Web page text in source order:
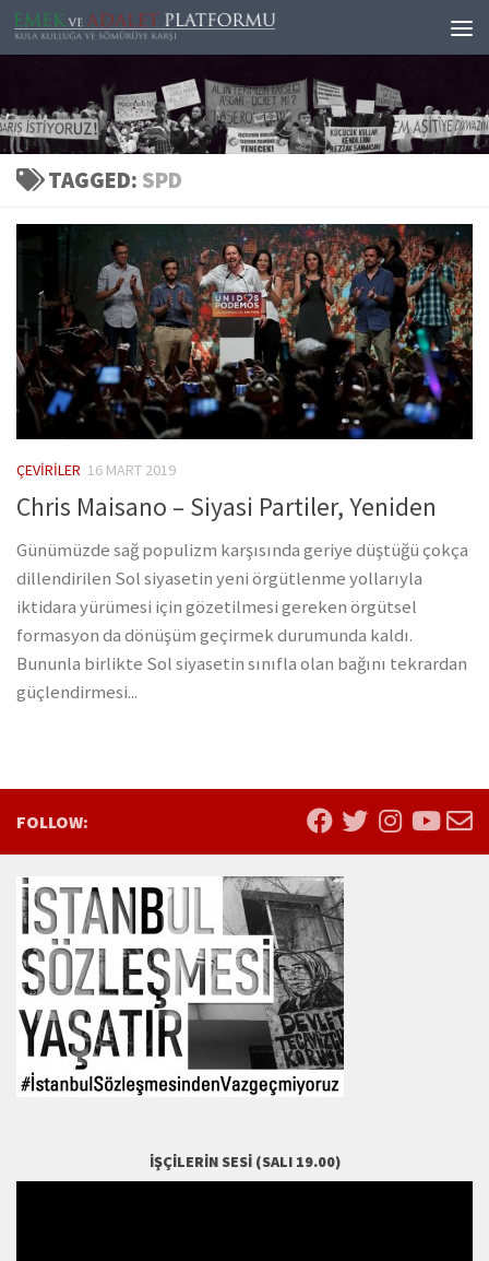
Skip to content
TAGGED: SPD
ÇEVIRILER 16 MART 2019
Chris Maisano – Siyasi Partiler, Yeniden
Günümüzde sağ populizm karşısında geriye düştüğü çokça
dillendirilen Sol siyasetin yeni örgütlenme yollarıyla
iktidara yürümesi için gözetilmesi gereken örgütsel
formasyon da dönüşüm geçirmek durumunda kaldı.
Bununla birlikte Sol siyasetin sınıfla olan bağını tekrardan
güçlendirmesi...
FOLLOW:
İŞÇILERIN SESI (SALI 19.00)